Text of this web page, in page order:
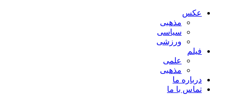
عکس
مذهبی
سیاسی
ورزشی
فیلم
علمی
مذهبی
درباره ما
تماس با ما